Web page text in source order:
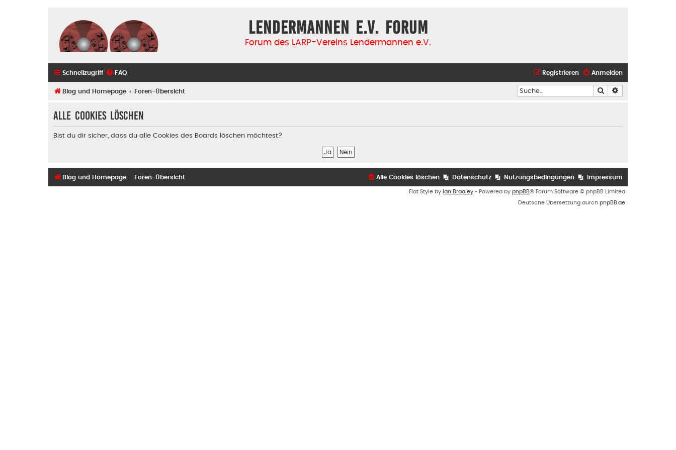
Lendermannen e.V. Forum
Forum des LARP-Vereins Lendermannen e.V.
Schnellzugriff FAQ Anmelden
Registrieren
Blog und Homepage Foren-Übersicht Suche
Alle Cookies löschen
Bist du dir sicher, dass du alle Cookies des Boards löschen möchtest?
Blog und Homepage Foren-Übersicht Impressum
Nutzungsbedingungen
Datenschutz
Alle Cookies löschen
Flat Style by Ian Bradley • Powered by phpBB® Forum Software © phpBB Limited
Deutsche Übersetzung durch phpBB.de